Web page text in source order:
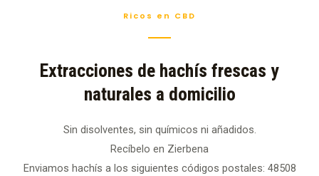
Ricos en CBD
Extracciones de hachís frescas y
naturales a domicilio
Sin disolventes, sin químicos ni añadidos.
Recíbelo en Zierbena
Enviamos hachís a los siguientes códigos postales: 48508